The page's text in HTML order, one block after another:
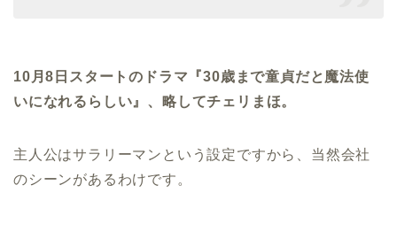
10月8日スタートのドラマ『30歳まで童貞だと魔法使
いになれるらしい』、略してチェリまほ。
主人公はサラリーマンという設定ですから、当然会社
のシーンがあるわけです。